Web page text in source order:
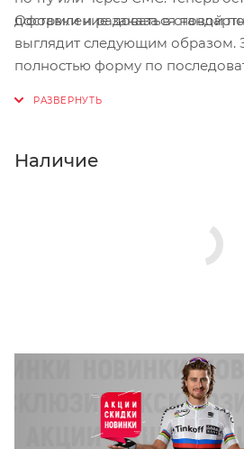
доставки и радоваться новой
Оформление заказа в
выглядит следующим образом.
полностью форму по
Нажмите кнопку «Оформить
Наличие